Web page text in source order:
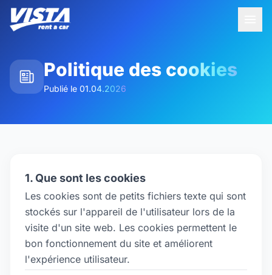
Politique des cookies
Publié le 01.04.2026
1. Que sont les cookies
Les cookies sont de petits fichiers texte qui sont
stockés sur l'appareil de l'utilisateur lors de la
visite d'un site web. Les cookies permettent le
bon fonctionnement du site et améliorent
l'expérience utilisateur.